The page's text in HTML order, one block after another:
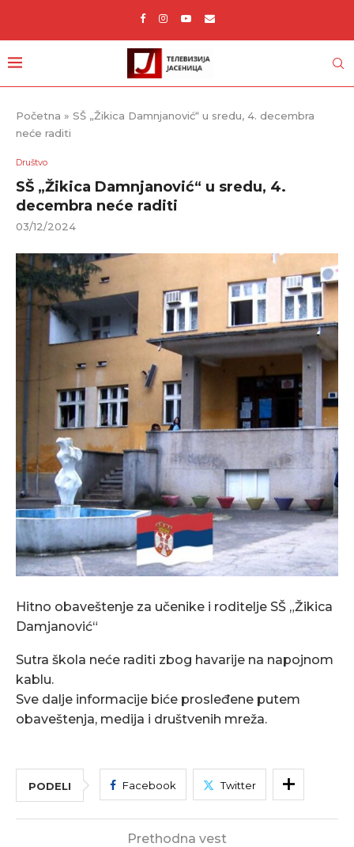
Početna » SŠ „Žikica Damnjanović“ u sredu, 4. decembra
neće raditi
Društvo
SŠ „Žikica Damnjanović“ u sredu, 4.
decembra neće raditi
03/12/2024
Hitno obaveštenje za učenike i roditelje SŠ „Žikica
Damjanović“
Sutra škola neće raditi zbog havarije na napojnom
kablu.
Sve dalje informacije biće prosleđene putem
obaveštenja, medija i društvenih mreža.
PODELI Facebook Twitter
Prethodna vest